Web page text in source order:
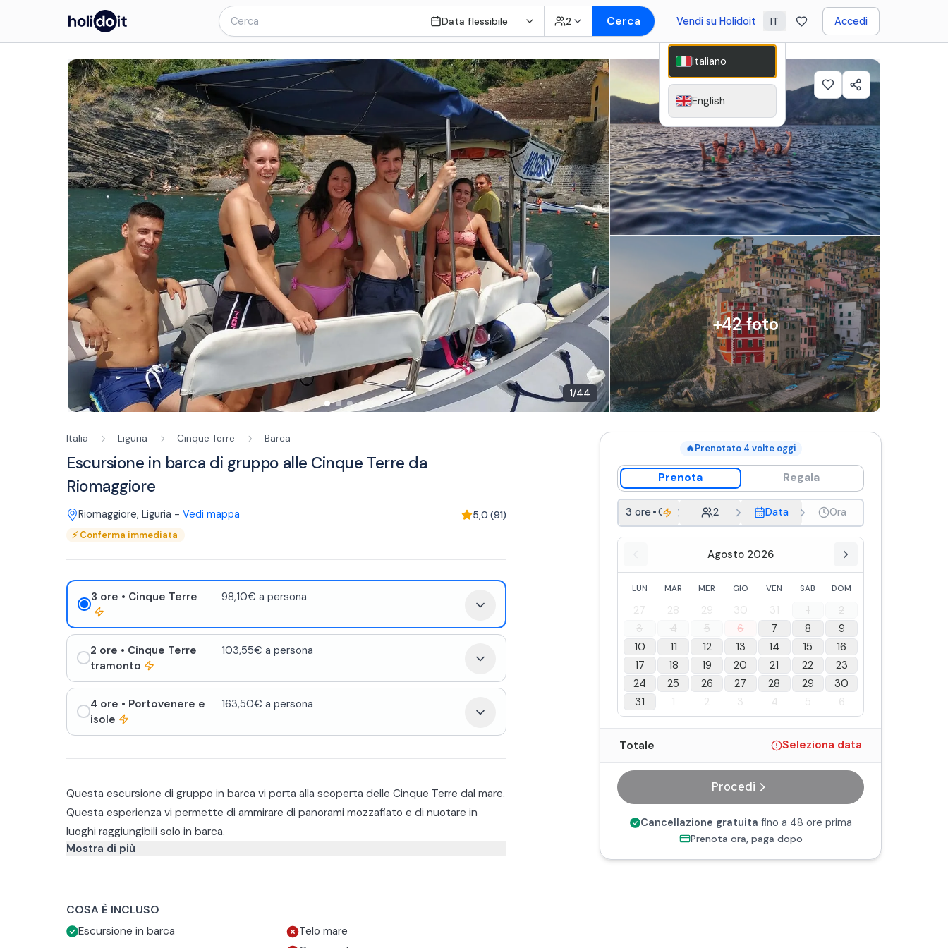
Data flessibile 2 Cerca Vendi su Holidoit IT Accedi
1/44
+42foto
Italia Liguria Cinque Terre Barca
Escursione in barca di gruppo alle Cinque Terre da
Riomaggiore
Riomaggiore, Liguria - Vedi mappa 5,0 (91)
⚡Conferma immediata
3 ore • Cinque Terre 98,10€ a persona
2 ore • Cinque Terre
tramonto
103,55€ a persona
4 ore • Portovenere e
isole
163,50€ a persona
Questa escursione di gruppo in barca vi porta alla scoperta delle Cinque Terre dal mare.
Questa esperienza vi permette di ammirare di panorami mozzafiato e di nuotare in
luoghi raggiungibili solo in barca.
Potete scegliere tra diverse opzioni.
seguito, potrete osservare la pittoresca Manarola con i suoi terrazzamenti e vigneti
tipici, per poi vedere Corniglia dal mare e l'incantevole Vernazza.
L'ultima tappa prevista é Monterosso, ma prima di tornare a Riomaggiore é prevista una
Mostra di più
COSA È INCLUSO
Escursione in barca
Telo mare
🔥Prenotato 4 volte oggi
Prenota Regala
3 ore •Cinque Terre
2 Data Ora
Agosto 2026
LUN MAR MER GIO VEN SAB DOM
27 28 29 30 31 1
2
3
4 5 6 7 8
9
10
11 12 13 14 15
16
17
18 19 20 21 22
23
24
25 26 27 28 29
30
31
1 2 3 4 5 6
Totale Seleziona data
Procedi
Cancellazione gratuita fino a 48 ore prima
Prenota ora, paga dopo
Italiano
English